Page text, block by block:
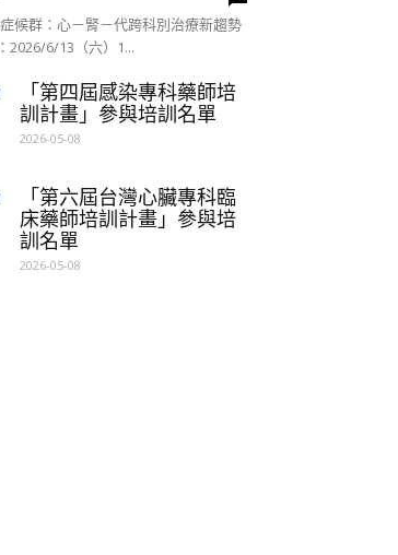
候群：心－腎－代跨科別治療新趨勢
2026/6/13（六）1...
「第四屆感染專科藥師培
訓計畫」參與培訓名單
2026-05-08
「第六屆台灣心臟專科臨
床藥師培訓計畫」參與培
訓名單
2026-05-08